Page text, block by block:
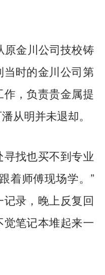
金川公司技校铸
时的金川公司第
，负责贵金属提
从明并未退却。
找也买不到专业
着师傅现场学。”
录，晚上反复回
笔记本堆起来一